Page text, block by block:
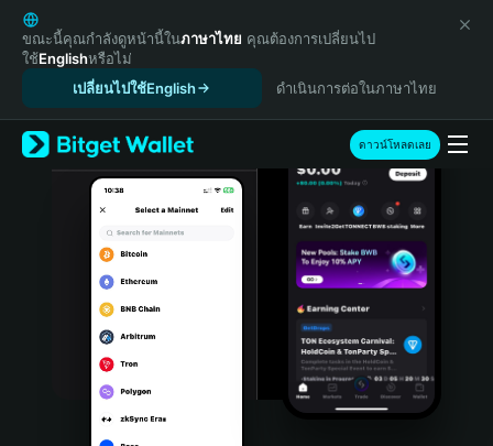
English
日本語
Tiếng Việt
Español (Latinoamérica)
Türkçe
Italiano
Português (Portugal)
Bahasa Indonesia
ขณะนี้คุณกำลังดูหน้านี้ในภาษาไทย คุณต้องการเปลี่ยนไป
ใช้Englishหรือไม่
เปลี่ยนไปใช้English
ดำเนินการต่อในภาษาไทย
ดาวน์โหลดเลย